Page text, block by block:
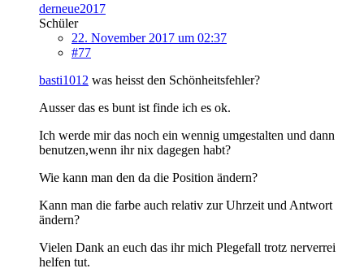
derneue2017
Schüler
22. November 2017 um 02:37
#77
basti1012 was heisst den Schönheitsfehler?
Ausser das es bunt ist finde ich es ok.
Ich werde mir das noch ein wennig umgestalten und dann
benutzen,wenn ihr nix dagegen habt?
Wie kann man den da die Position ändern?
Kann man die farbe auch relativ zur Uhrzeit und Antwort
ändern?
Vielen Dank an euch das ihr mich Plegefall trotz nerverrei
helfen tut.